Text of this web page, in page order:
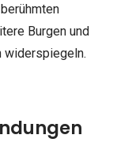
Burgen und
widerspiegeln.